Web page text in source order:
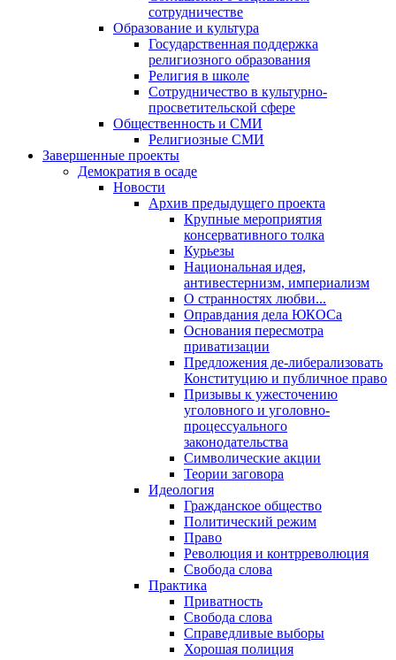
сотрудничестве
Образование и культура
Государственная поддержка
религиозного образования
Религия в школе
Сотрудничество в культурно-
просветительской сфере
Общественность и СМИ
Религиозные СМИ
Завершенные проекты
Демократия в осаде
Новости
Архив предыдущего проекта
Крупные мероприятия
консервативного толка
Курьезы
Национальная идея,
антивестернизм, империализм
О странностях любви...
Оправдания дела ЮКОСа
Основания пересмотра
приватизации
Предложения де-либерализовать
Конституцию и публичное право
Призывы к ужесточению
уголовного и уголовно-
процессуального
законодательства
Символические акции
Теории заговора
Идеология
Гражданское общество
Политический режим
Право
Революция и контрреволюция
Свобода слова
Практика
Приватность
Свобода слова
Справедливые выборы
Хорошая полиция